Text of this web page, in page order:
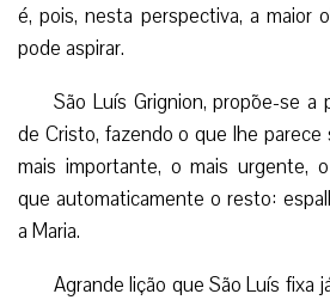
é, pois, nesta perspectiva, a maior
pode aspirar.
São Luís Grignion, propõe-se a
de Cristo, fazendo o que lhe parece
mais importante, o mais urgente,
que automaticamente o resto:
a Maria.
Agrande lição que São Luís fixa